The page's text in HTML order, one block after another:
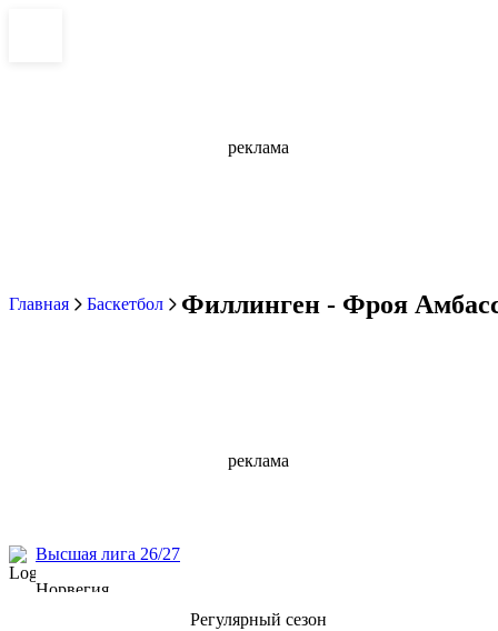
реклама
Главная Баскетбол Филлинген - Фроя
реклама
Высшая лига 26/27
Норвегия
Регулярный сезон